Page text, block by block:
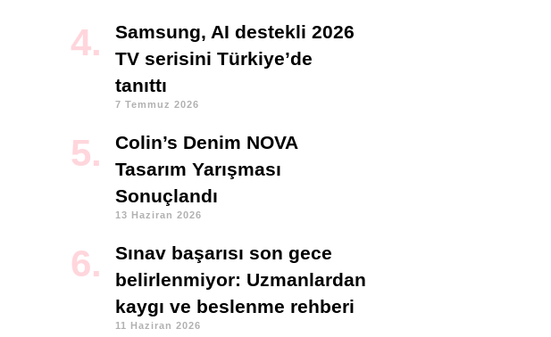
Samsung, AI destekli 2026
TV serisini Türkiye’de
tanıttı
7 Temmuz 2026
Colin’s Denim NOVA
Tasarım Yarışması
Sonuçlandı
13 Haziran 2026
Sınav başarısı son gece
belirlenmiyor: Uzmanlardan
kaygı ve beslenme rehberi
11 Haziran 2026